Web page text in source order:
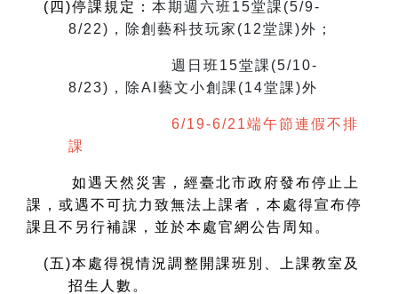
( 四)停課規定： 本期週六班15堂課(5/9-
8/22)，除創藝科技玩家(12堂課)外；
週日班15堂課(5/10-
8/23)，除AI藝文小創課(14堂課)外
6/19-6/21端午節連假不排
課
如遇天然災害，經臺北市政府發布停止上
課，或遇不可抗力致無法上課者，本處得宣布停
課且不另行補課，並於本處官網公告周知。
(五)本處得視情況調整開課班別、上課教室及
招生人數。